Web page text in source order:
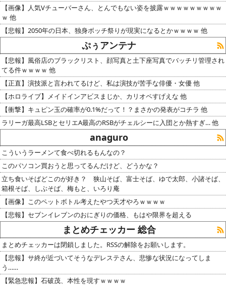
【画像】人気Vチューバーさん、とんでもない姿を披露ｗｗｗｗｗｗｗｗｗ
ｗ 他
【悲報】2050年の日本、独身ボッチ祭りが現実になるとかｗｗｗｗ 他
ぷぅアンテナ
【悲報】風俗店のブラックリスト、顔写真と土下座写真でバッチリ管理され
てる件ｗｗｗｗ 他
【正直】演技派と言われてるけど、私は演技が苦手な俳優・女優 他
【ホロライブ】メイドインアビスまじか、カリオペすげえな 他
【衝撃】キュピン玉の確率が0.1%だって！？まさかの発表がコチラ 他
ラリーガ最高LSBとセリエA最高のRSBがチェルシーに入団とか熱すぎ… 他
anaguro
こういうラーメンて食べ切れるもんなの？
このパソコン買おうと思ってるんだけど、どうかな？
立ち食いそばどこのが好き？ 狭山そば、富士そば、ゆで太郎、小諸そば、
箱根そば、しぶそば、梅もと、いろり庵
【画像】このペットボトル考えたやつ天才やろｗｗｗｗ
【悲報】セブンイレブンのおにぎりの価格、もはや限界を超える
まとめチェッカー 総合
まとめチェッカーは閉鎖しました。RSSの解除をお願いします。
【悲報】サ終が近づいてそうなデレステさん、悲惨な状況になってしま
う……
【緊急悲報】石破茂、本性を現すｗｗｗｗ